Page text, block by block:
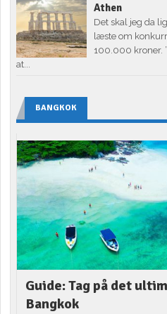
Athen
Det skal jeg da
læste om
100.000 kroner.
at...
BANGKOK
Guide: Tag på det
Bangkok